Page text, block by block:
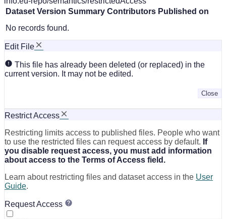
Dataset Version Summary Contributors Published on
No records found.
Edit File
This file has already been deleted (or replaced) in the
current version. It may not be edited.
Close
Restrict Access
Restricting limits access to published files. People who want
to use the restricted files can request access by default. If
you disable request access, you must add information
about access to the Terms of Access field.
Learn about restricting files and dataset access in the User
Guide.
Request Access